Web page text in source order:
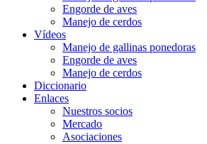
Engorde de aves
Manejo de cerdos
Vídeos
Manejo de gallinas ponedoras
Engorde de aves
Manejo de cerdos
Diccionario
Enlaces
Nuestros socios
Mercado
Asociaciones